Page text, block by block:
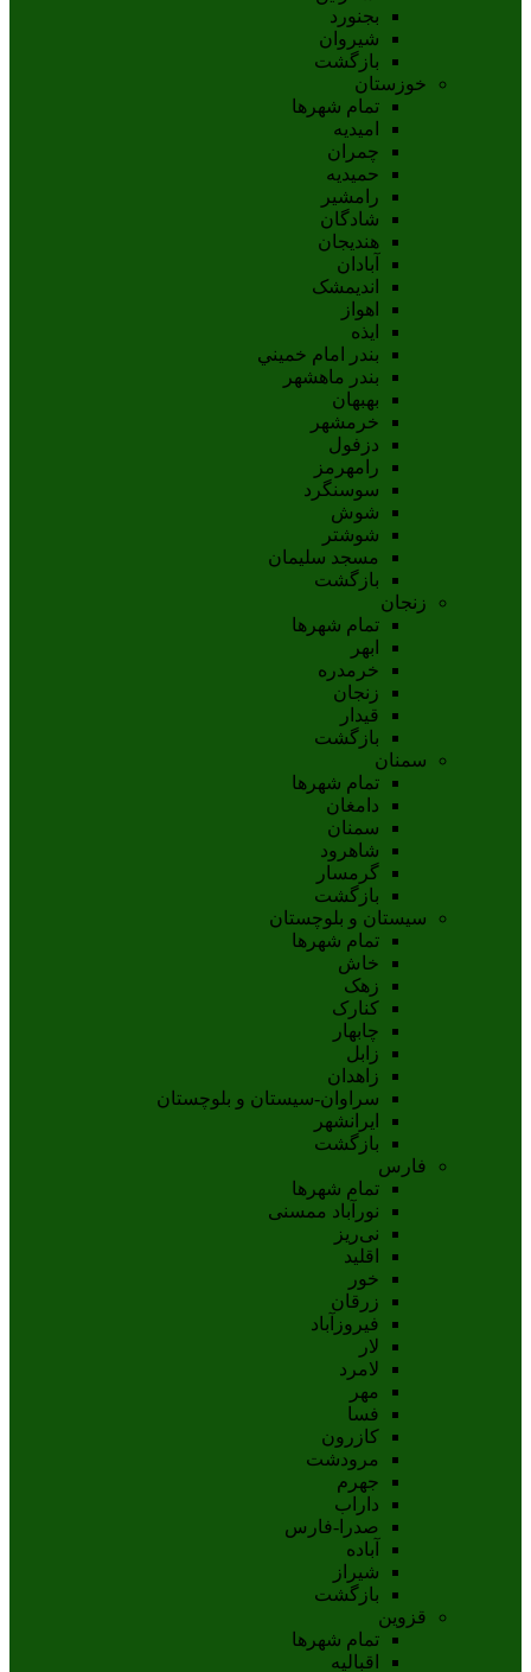
بجنورد
شيروان
بازگشت
خوزستان
تمام شهر‌ها
امیدیه
چمران
حمیدیه
رامشیر
شادگان
هندیجان
آبادان
انديمشک
اهواز
ايذه
بندر امام خميني
بندر ماهشهر
بهبهان
خرمشهر
دزفول
رامهرمز
سوسنگرد
شوش
شوشتر
مسجد سليمان
بازگشت
زنجان
تمام شهر‌ها
ابهر
خرمدره
زنجان
قيدار
بازگشت
سمنان
تمام شهر‌ها
دامغان
سمنان
شاهرود
گرمسار
بازگشت
سیستان و بلوچستان
تمام شهر‌ها
خاش
زهک
کنارک
چابهار
زابل
زاهدان
سراوان-سيستان و بلوچستان
ايرانشهر
بازگشت
فارس
تمام شهر‌ها
نورآباد ممسنی
نی‌ریز
اقلید
خور
زرقان
فیروزآباد
لار
لامرد
مهر
فسا
کازرون
مرودشت
جهرم
داراب
صدرا-فارس
آباده
شيراز
بازگشت
قزوین
تمام شهر‌ها
اقبالیه